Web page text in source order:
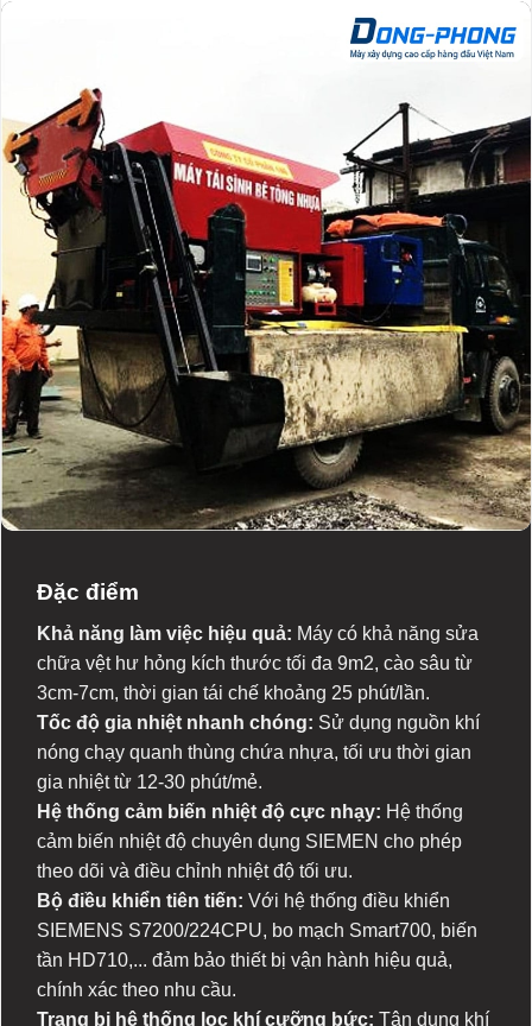
Đặc điểm
Khả năng làm việc hiệu quả: Máy có khả năng sửa
chữa vệt hư hỏng kích thước tối đa 9m2, cào sâu từ
3cm-7cm, thời gian tái chế khoảng 25 phút/lần.
Tốc độ gia nhiệt nhanh chóng: Sử dụng nguồn khí
nóng chạy quanh thùng chứa nhựa, tối ưu thời gian
gia nhiệt từ 12-30 phút/mẻ.
Hệ thống cảm biến nhiệt độ cực nhạy: Hệ thống
cảm biến nhiệt độ chuyên dụng SIEMEN cho phép
theo dõi và điều chỉnh nhiệt độ tối ưu.
Bộ điều khiển tiên tiến: Với hệ thống điều khiển
SIEMENS S7200/224CPU, bo mạch Smart700, biến
tần HD710,... đảm bảo thiết bị vận hành hiệu quả,
chính xác theo nhu cầu.
Trang bị hệ thống lọc khí cưỡng bức: Tận dụng khí